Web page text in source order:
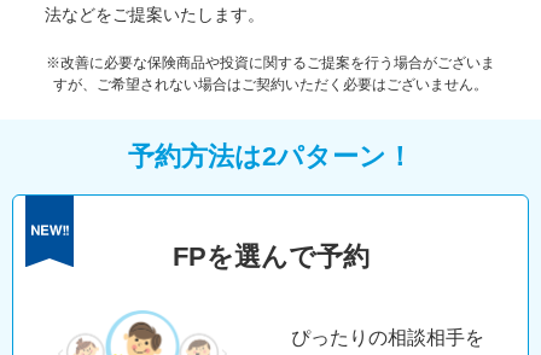
法などをご提案いたします。
※改善に必要な保険商品や投資に関するご提案を行う場合がございま
すが、ご希望されない場合はご契約いただく必要はございません。
予約方法は2パターン！
FPを選んで予約
ぴったりの相談相手を